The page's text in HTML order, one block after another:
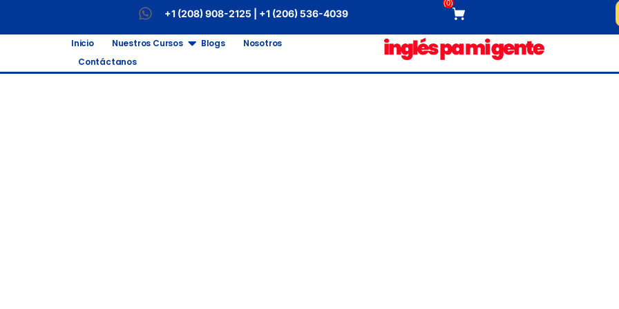
+1 (208) 908-2125 | +1 (206) 536-4039
(0)
Inicio Nuestros Cursos Blogs
Nosotros
Contáctanos